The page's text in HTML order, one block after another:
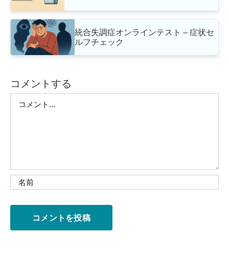
統合失調症オンラインテスト – 症状セ
ルフチェック
コメントする